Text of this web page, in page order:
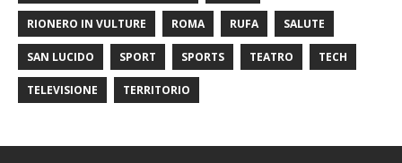
RIONERO IN VULTURE ROMA RUFA SALUTE
SAN LUCIDO SPORT SPORTS TEATRO TECH
TELEVISIONE TERRITORIO